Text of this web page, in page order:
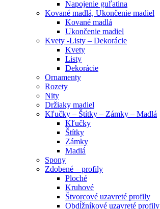
Napojenie guľatina
Kované madlá, Ukončenie madiel
Kované madlá
Ukončenie madiel
Kvety -Listy – Dekorácie
Kvety
Listy
Dekorácie
Ornamenty
Rozety
Nity
Držiaky madiel
Kľučky – Štítky – Zámky – Madlá
Kľučky
Štítky
Zámky
Madlá
Spony
Zdobené – profily
Ploché
Kruhové
Štvorcové uzavreté profily
Obdĺžníkové uzavreté profily